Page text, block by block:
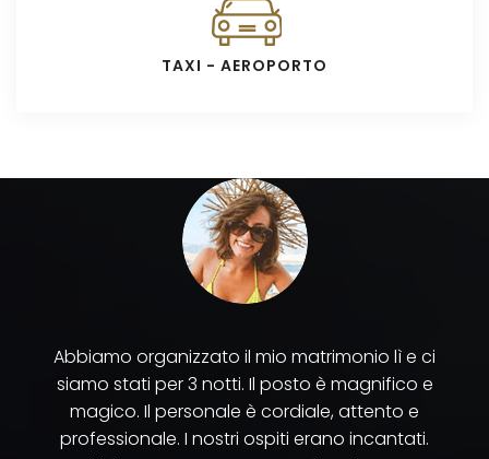
TAXI - AEROPORTO
Abbiamo organizzato il mio matrimonio lì e ci
siamo stati per 3 notti. Il posto è magnifico e
magico. Il personale è cordiale, attento e
professionale. I nostri ospiti erano incantati.